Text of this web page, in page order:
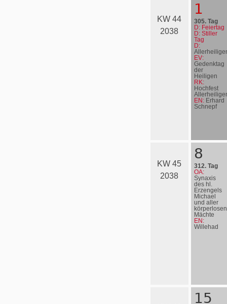
KW 44
2038
1
305. Tag
D: Feiertag
D: Stiller
Tag
D:
EV:
Gedenktag
der
Heiligen
RK:
Hochfest
EN: Erhard
Schnepf
KW 45
2038
8
312. Tag
OA:
Synaxis
des hl.
Erzengels
Michael
und aller
körperlosen
Mächte
EN:
Willehad
15